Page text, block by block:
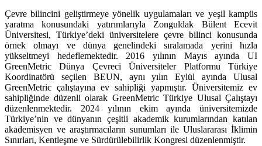
Çevre bilincini geliştirmeye yönelik uygulamaları ve yeşil kampüs
yaratma konusundaki yatırımlarıyla Zonguldak Bülent Ecevit
Üniversitesi, Türkiye’deki üniversitelere çevre bilinci konusunda
örnek olmayı ve dünya genelindeki sıralamada yerini hızla
yükseltmeyi hedeflemektedir. 2016 yılının Mayıs ayında UI
GreenMetric Dünya Çevreci Üniversiteler Platformu Türkiye
Koordinatörü seçilen BEUN, aynı yılın Eylül ayında Ulusal
GreenMetric çalıştayına ev sahipliği yapmıştır. Üniversitemiz ev
sahipliğinde düzenli olarak GreenMetric Türkiye Ulusal Çalıştayı
düzenlenmektedir. 2024 yılının ekim ayında üniversitemizde
Türkiye’nin ve dünyanın çeşitli akademik kurumlarından katılan
akademisyen ve araştırmacıların sunumları ile Uluslararası İklimin
Sınırları, Kentleşme ve Sürdürülebilirlik Kongresi düzenlenmiştir.